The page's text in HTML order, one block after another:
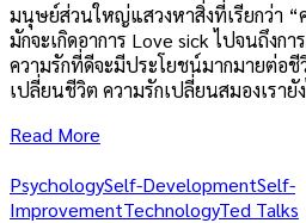
มนุษย์ส่วนใหญ่แสวงหาสิ่งที่เรียกว่า “
มักจะเกิดอาการ Love sick ไปจนถึงก
ความรักที่ดีจะมีประโยชน์มากมายต่อชี
เปลี่ยนชีวิต ความรักเปลี่ยนสมองเรายัง
Read More
PsychologySelf-DevelopmentSelf-
ImprovementTechnologyTed Talks